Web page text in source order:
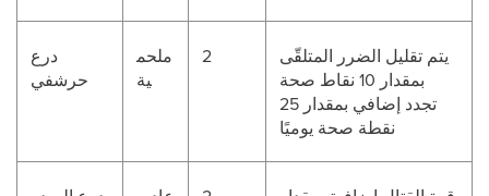
درع
حرشفي
ملحم
ية
2
يتم تقليل الضرر المتلقّى
بمقدار 10 نقاط صحة
تجدد إضافي بمقدار 25
نقطة صحة يوميًا